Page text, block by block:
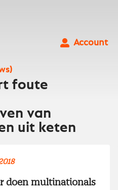
Account
foute
van
uit keten
doen multinationals